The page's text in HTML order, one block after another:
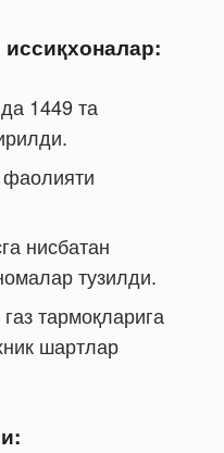
1449 та
фаолияти
нисбатан
тузилди.
тармоқларига
шартлар